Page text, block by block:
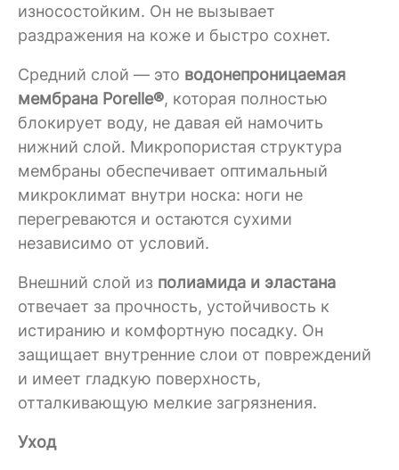
износостойким. Он не вызывает
раздражения на коже и быстро сохнет.
Средний слой — это водонепроницаемая
мембрана Porelle®, которая полностью
блокирует воду, не давая ей намочить
нижний слой. Микропористая структура
мембраны обеспечивает оптимальный
микроклимат внутри носка: ноги не
перегреваются и остаются сухими
независимо от условий.
Внешний слой из полиамида и эластана
отвечает за прочность, устойчивость к
истиранию и комфортную посадку. Он
защищает внутренние слои от повреждений
и имеет гладкую поверхность,
отталкивающую мелкие загрязнения.
Уход